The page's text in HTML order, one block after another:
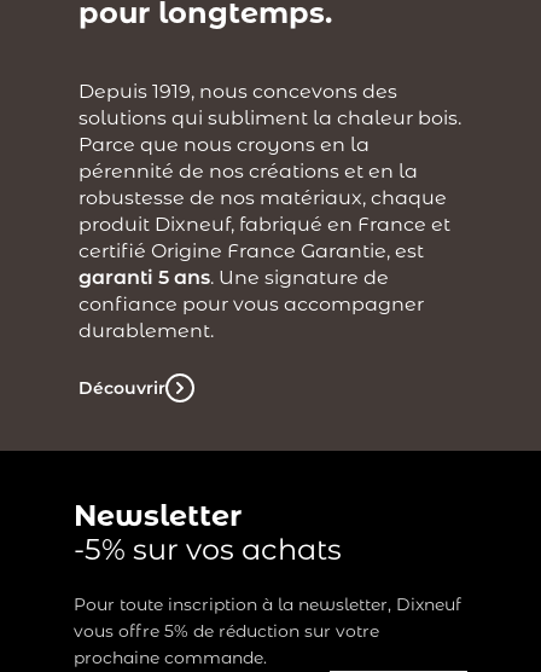
pour longtemps.
Depuis 1919, nous concevons des
solutions qui subliment la chaleur bois.
Parce que nous croyons en la
pérennité de nos créations et en la
robustesse de nos matériaux, chaque
produit Dixneuf, fabriqué en France et
certifié Origine France Garantie, est
garanti 5 ans. Une signature de
confiance pour vous accompagner
durablement.
Découvrir
Newsletter
-5% sur vos achats
Pour toute inscription à la newsletter, Dixneuf
vous offre 5% de réduction sur votre
prochaine commande.